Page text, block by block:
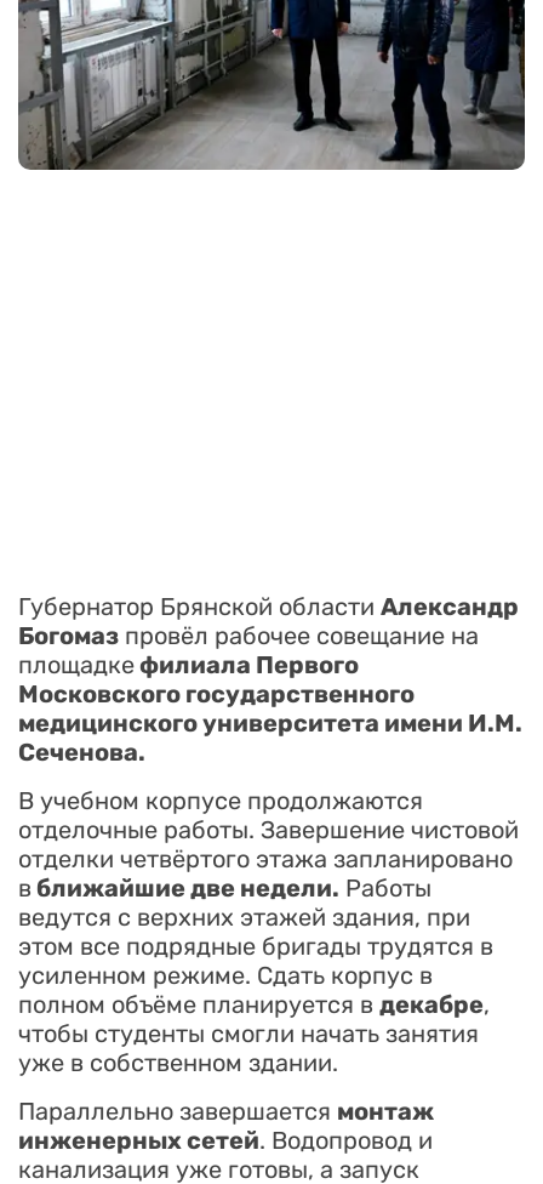
Губернатор Брянской области Александр
Богомаз провёл рабочее совещание на
площадкефилиала Первого
Московского государственного
медицинского университета имени И.М.
Сеченова.
В учебном корпусе продолжаются
отделочные работы. Завершение чистовой
отделки четвёртого этажа запланировано
в ближайшие две недели. Работы
ведутся с верхних этажей здания, при
этом все подрядные бригады трудятся в
усиленном режиме. Сдать корпус в
полном объёме планируется в декабре,
чтобы студенты смогли начать занятия
уже в собственном здании.
Параллельно завершается монтаж
инженерных сетей. Водопровод и
канализация уже готовы, а запуск